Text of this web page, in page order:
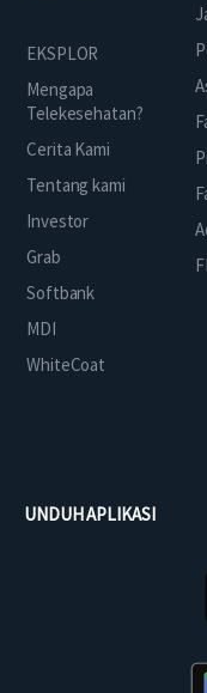
EKSPLOR
Mengapa
Telekesehatan?
Cerita Kami
Tentang kami
Investor
Grab
Softbank
MDI
WhiteCoat
UNDUH APLIKASI